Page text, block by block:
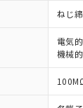
ねじ
電気
機械
、当社制御機
庫状況および
させていただく
事業取扱商品
対象外となる
RoHS指令（10
を調査中または
ンス料など無形
のない商品です
り、非含有部
品と判明した場
材料含有率が中
ことを示します
料含有率が中
ることを示しま
ら貴社製品の